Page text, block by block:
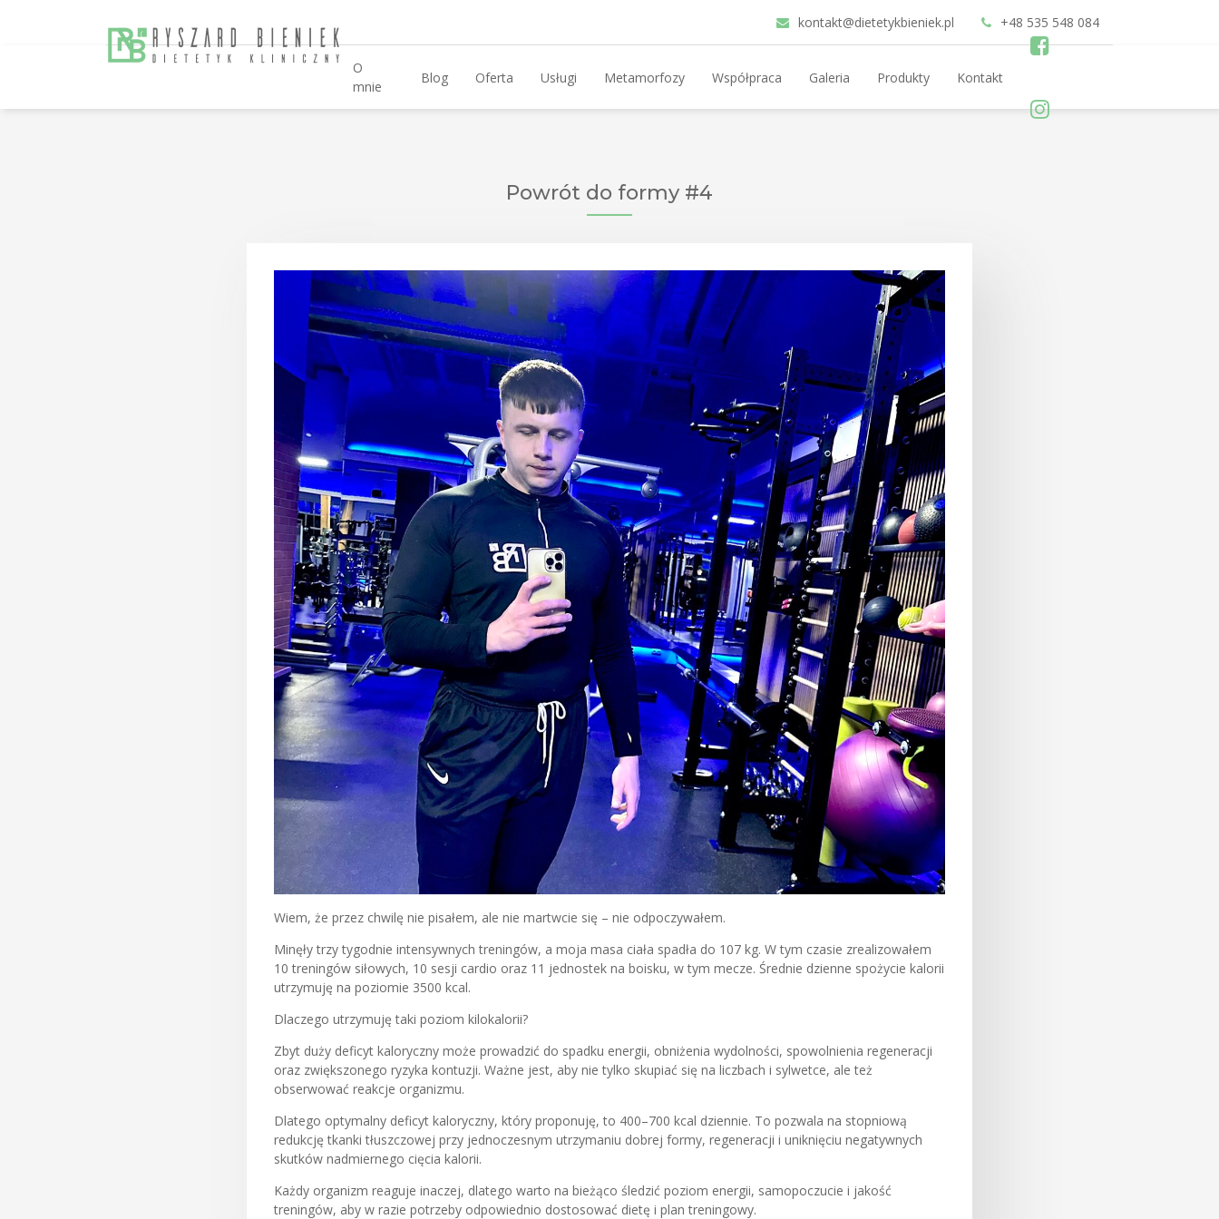
kontakt@dietetykbieniek.pl +48 535 548 084
O
mnie
Blog Oferta Usługi Metamorfozy Współpraca Galeria Produkty Kontakt
Powrót do formy #4
Wiem, że przez chwilę nie pisałem, ale nie martwcie się – nie odpoczywałem.
Minęły trzy tygodnie intensywnych treningów, a moja masa ciała spadła do 107 kg. W tym czasie zrealizowałem
10 treningów siłowych, 10 sesji cardio oraz 11 jednostek na boisku, w tym mecze. Średnie dzienne spożycie kalorii
utrzymuję na poziomie 3500 kcal.
Dlaczego utrzymuję taki poziom kilokalorii?
Zbyt duży deficyt kaloryczny może prowadzić do spadku energii, obniżenia wydolności, spowolnienia regeneracji
oraz zwiększonego ryzyka kontuzji. Ważne jest, aby nie tylko skupiać się na liczbach i sylwetce, ale też
obserwować reakcje organizmu.
Dlatego optymalny deficyt kaloryczny, który proponuję, to 400–700 kcal dziennie. To pozwala na stopniową
redukcję tkanki tłuszczowej przy jednoczesnym utrzymaniu dobrej formy, regeneracji i uniknięciu negatywnych
skutków nadmiernego cięcia kalorii.
Każdy organizm reaguje inaczej, dlatego warto na bieżąco śledzić poziom energii, samopoczucie i jakość
treningów, aby w razie potrzeby odpowiednio dostosować dietę i plan treningowy.